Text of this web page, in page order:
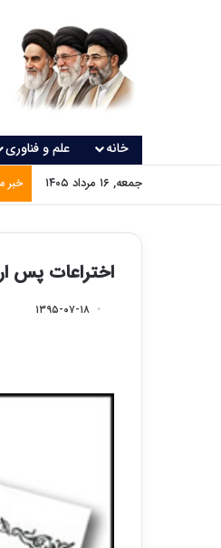
خانه علم و فناوری
جمعه, ۱۶ مرداد ۱۴۰۵ خبر
اختراعات پس
۱۳۹۵-۰۷-۱۸